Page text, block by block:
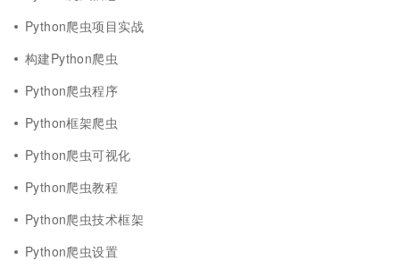
Python爬虫项目实战
构建Python爬虫
Python爬虫程序
Python框架爬虫
Python爬虫可视化
Python爬虫教程
Python爬虫技术框架
Python爬虫设置